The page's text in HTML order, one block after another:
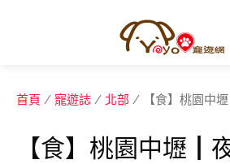
首頁 / 寵遊誌 / 北部 / 【食】桃園中
【食】桃園中壢┃